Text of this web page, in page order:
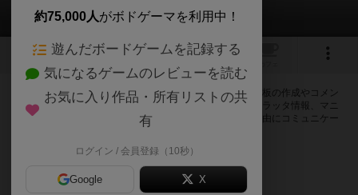
6
ログインするとカルカソンヌミニ拡張：浴場に関する掲示板の作成やコメン
トの書き込みが出来るようになります。ルールの疑問やエラッタ情報、マニ
ュアルでは判断し辛い曖昧な表記等について会員同士で自由にコミュニケー
ログイン/無料会員登録
約75,000人がボドゲーマを利用中！
遊んだボードゲームを記録する
気になるゲームのレビューを読む
お気に入り作品・所有リストの共
有
ログイン / 会員登録（10秒）
Google X